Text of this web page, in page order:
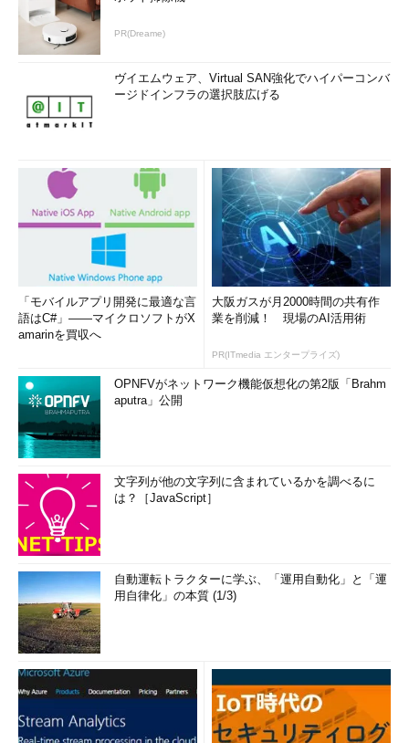
PR(Dreame)
ヴイエムウェア、Virtual SAN強化でハイパーコンバ
ージドインフラの選択肢広げる
「モバイルアプリ開発に最適な言
語はC#」――マイクロソフトがX
amarinを買収へ
大阪ガスが月2000時間の共有作
業を削減！ 現場のAI活用術
PR(ITmedia エンタープライズ)
OPNFVがネットワーク機能仮想化の第2版「Brahm
aputra」公開
文字列が他の文字列に含まれているかを調べるに
は？［JavaScript］
自動運転トラクターに学ぶ、「運用自動化」と「運
用自律化」の本質 (1/3)